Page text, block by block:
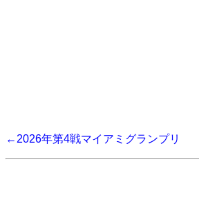
←2026年第4戦マイアミグランプリ